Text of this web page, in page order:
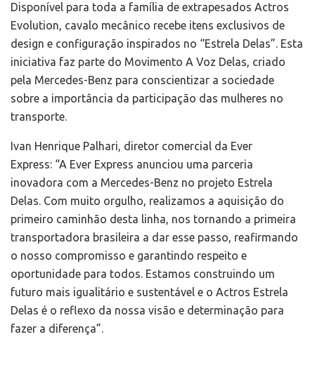
Disponível para toda a família de extrapesados Actros
Evolution, cavalo mecânico recebe itens exclusivos de
design e configuração inspirados no “Estrela Delas”. Esta
iniciativa faz parte do Movimento A Voz Delas, criado
pela Mercedes-Benz para conscientizar a sociedade
sobre a importância da participação das mulheres no
transporte.
Ivan Henrique Palhari, diretor comercial da Ever
Express: “A Ever Express anunciou uma parceria
inovadora com a Mercedes-Benz no projeto Estrela
Delas. Com muito orgulho, realizamos a aquisição do
primeiro caminhão desta linha, nos tornando a primeira
transportadora brasileira a dar esse passo, reafirmando
o nosso compromisso e garantindo respeito e
oportunidade para todos. Estamos construindo um
futuro mais igualitário e sustentável e o Actros Estrela
Delas é o reflexo da nossa visão e determinação para
fazer a diferença”.